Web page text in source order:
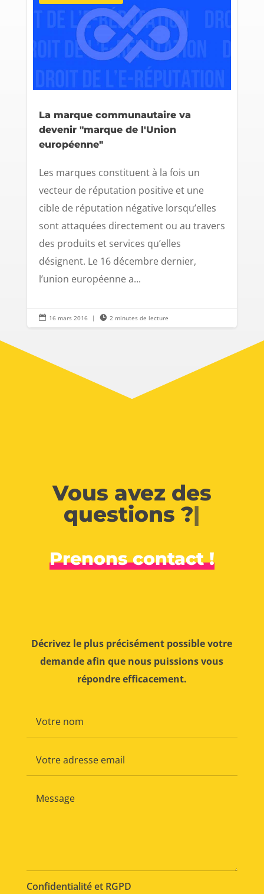
La marque communautaire va
devenir "marque de l'Union
européenne"
Les marques constituent à la fois un
vecteur de réputation positive et une
cible de réputation négative lorsqu’elles
sont attaquées directement ou au travers
des produits et services qu’elles
désignent. Le 16 décembre dernier,
l’union européenne a...
 16 mars 2016 |  2 minutes de lecture
Vous avez des
questions ?|
Prenons contact !
Décrivez le plus précisément possible votre
demande afin que nous puissions vous
répondre efficacement.
Confidentialité et RGPD